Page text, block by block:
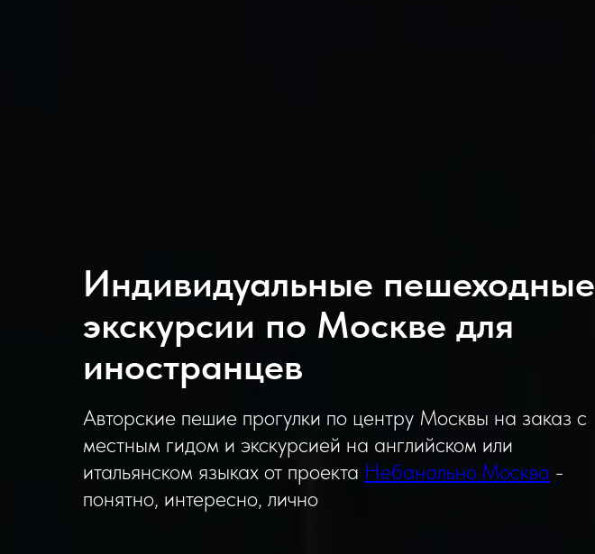
Индивидуальные пешеходные
экскурсии по Москве для
иностранцев
Авторские пешие прогулки по центру Москвы на заказ с
местным гидом и экскурсией на английском или
итальянском языках от проекта Небанально.Москва -
понятно, интересно, лично